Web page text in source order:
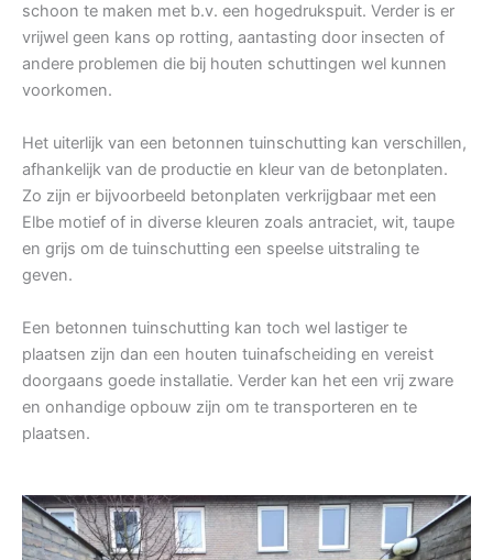
schoon te maken met b.v. een hogedrukspuit. Verder is er
vrijwel geen kans op rotting, aantasting door insecten of
andere problemen die bij houten schuttingen wel kunnen
voorkomen.
Het uiterlijk van een betonnen tuinschutting kan verschillen,
afhankelijk van de productie en kleur van de betonplaten.
Zo zijn er bijvoorbeeld betonplaten verkrijgbaar met een
Elbe motief of in diverse kleuren zoals antraciet, wit, taupe
en grijs om de tuinschutting een speelse uitstraling te
geven.
Een betonnen tuinschutting kan toch wel lastiger te
plaatsen zijn dan een houten tuinafscheiding en vereist
doorgaans goede installatie. Verder kan het een vrij zware
en onhandige opbouw zijn om te transporteren en te
plaatsen.